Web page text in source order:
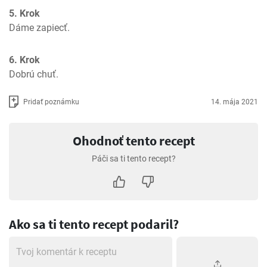
5. Krok
Dáme zapiecť.
6. Krok
Dobrú chuť.
Pridať poznámku 14. mája 2021
Ohodnoť tento recept
Páči sa ti tento recept?
Ako sa ti tento recept podaril?